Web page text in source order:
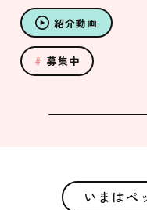
紹介動画
募集中
いまはペ